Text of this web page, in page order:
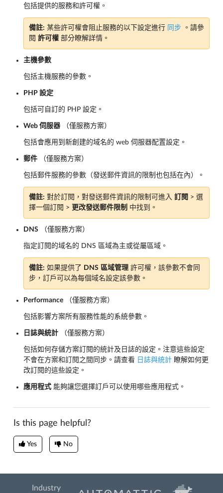
包括提供的服務和許可權。
備註: 某些許可權會阻止服務的以下設定進行 同步 。請參
閱 許可權 部分瞭解詳情。
主機參數
包括主機服務的參數。
PHP 設定
包括可自訂的 PHP 設定。
Web 伺服器 （僅服務方案）
包括會應用到新創建的域名的 web 伺服器配置設定。
郵件 （僅服務方案）
包括郵件服務的參數（發送郵件資訊的限制也包括在內）。
備註: 對於訂閱，對發送郵件資訊的限制可進入 訂閱 > 選
擇一個訂閱 > 更改發送郵件限制 中找到。
DNS （僅服務方案）
指定訂閱的域名的 DNS 區域為主或從屬區域。
備註: 如果提供了 DNS 區域管理 許可權，該參數不會同
步，訂戶可以為每個域名設定該參數。
Performance （僅服務方案）
包括影響方案所有服務性能的系統參數。
日誌與統計 （僅服務方案）
包括如何存儲方案訂閱的統計及日誌的設定。注意這些設定
不會在方案和訂閱之間同步。請查看 日誌與統計 瞭解如何更
改訂閱的這些設定。
應用程式 能夠讓您選擇訂戶可以使用哪些應用程式。
Is this page helpful?
Yes No
Industry